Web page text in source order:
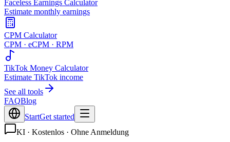
Faceless Earnings Calculator
Estimate monthly earnings
CPM Calculator
CPM · eCPM · RPM
TikTok Money Calculator
Estimate TikTok income
See all tools
FAQBlog
StartGet started
KI · Kostenlos · Ohne Anmeldung